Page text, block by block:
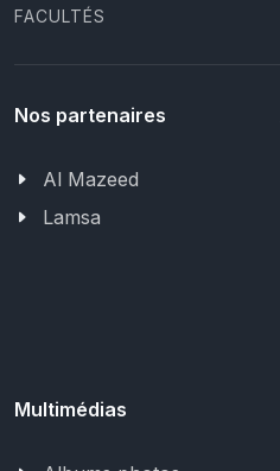
FACULTÉS
Nos partenaires
Al Mazeed
Lamsa
Multimédias